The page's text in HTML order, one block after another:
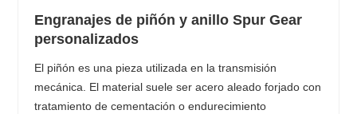
Engranajes de piñón y anillo Spur Gear
personalizados
El piñón es una pieza utilizada en la transmisión
mecánica. El material suele ser acero aleado forjado con
tratamiento de cementación o endurecimiento